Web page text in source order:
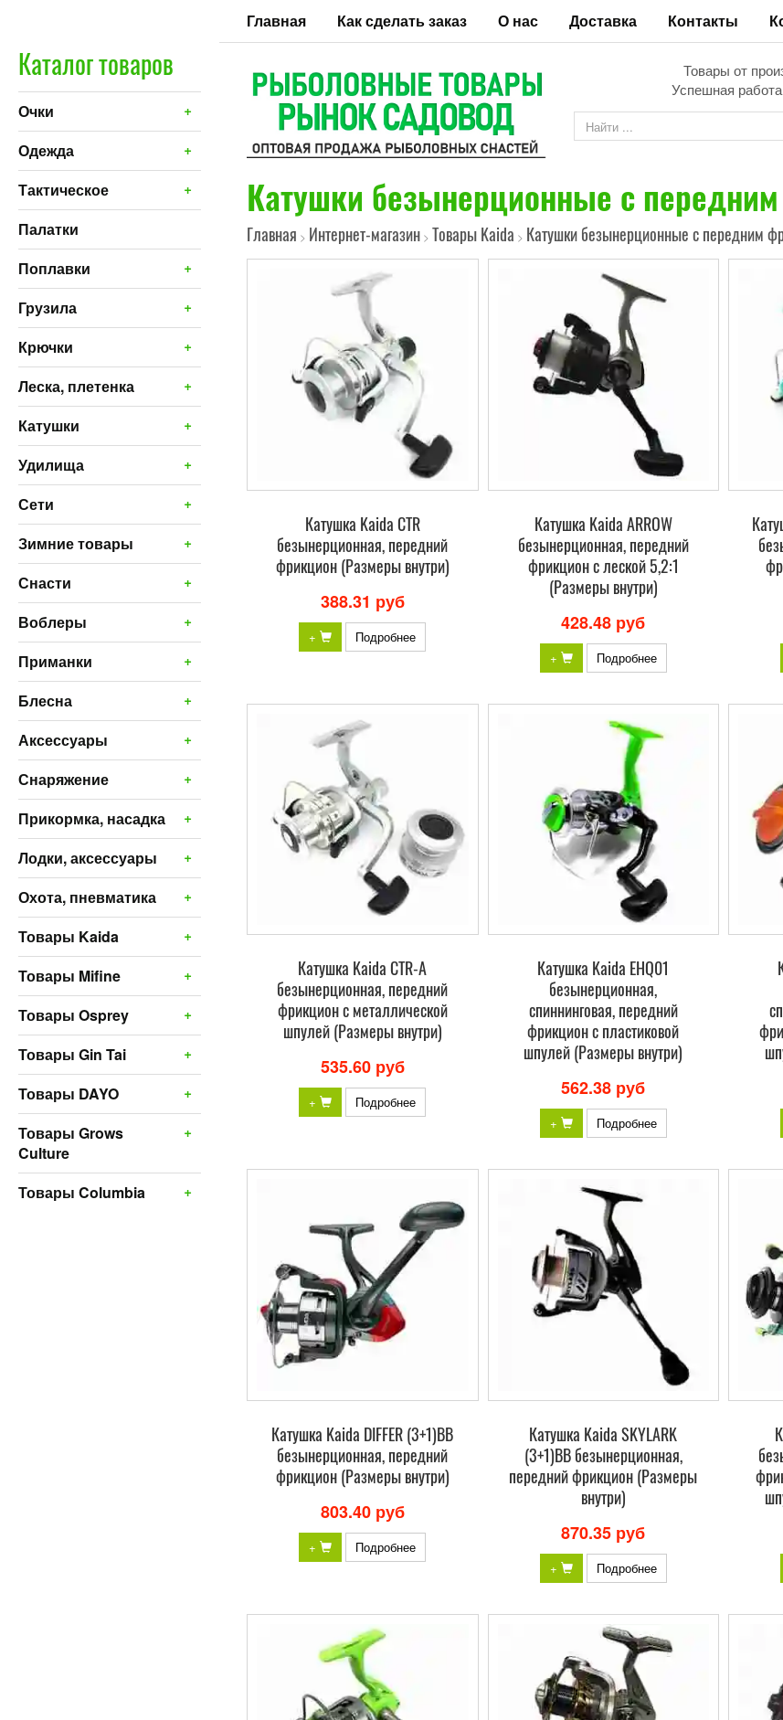
Главная Как сделать заказ О нас Доставка Контакты
Товары от
Успешная
Каталог товаров
+
Очки
+
Одежда
+
Тактическое
Палатки
+
Поплавки
+
Грузила
+
Крючки
+
Леска, плетенка
+
Катушки
+
Удилища
+
Сети
+
Зимние товары
+
Снасти
+
Воблеры
+
Приманки
+
Блесна
+
Аксессуары
+
Снаряжение
+
Прикормка, насадка
+
Лодки, аксессуары
+
Охота, пневматика
+
Товары Kaida
+
Товары Mifine
+
Товары Osprey
+
Товары Gin Tai
+
Товары DAYO
+
Товары Grows
Culture
+
Товары Columbia
Катушки безынерционные с
Главная > Интернет-магазин > Товары Kaida > Катушки безынерционные с передним
Катушка Kaida CTR
безынерционная, передний
фрикцион (Размеры внутри)
388.31 руб
+ Подробнее
Катушка Kaida ARROW
безынерционная, передний
фрикцион с леской 5,2:1
(Размеры внутри)
428.48 руб
+ Подробнее
Катушка Kaida CTR-A
безынерционная, передний
фрикцион с металлической
шпулей (Размеры внутри)
535.60 руб
+ Подробнее
Катушка Kaida EHQ01
безынерционная,
спиннинговая, передний
фрикцион с пластиковой
шпулей (Размеры внутри)
562.38 руб
+ Подробнее
Катушка Kaida DIFFER (3+1)BB
безынерционная, передний
фрикцион (Размеры внутри)
803.40 руб
+ Подробнее
Катушка Kaida SKYLARK
(3+1)BB безынерционная,
передний фрикцион (Размеры
внутри)
870.35 руб
+ Подробнее